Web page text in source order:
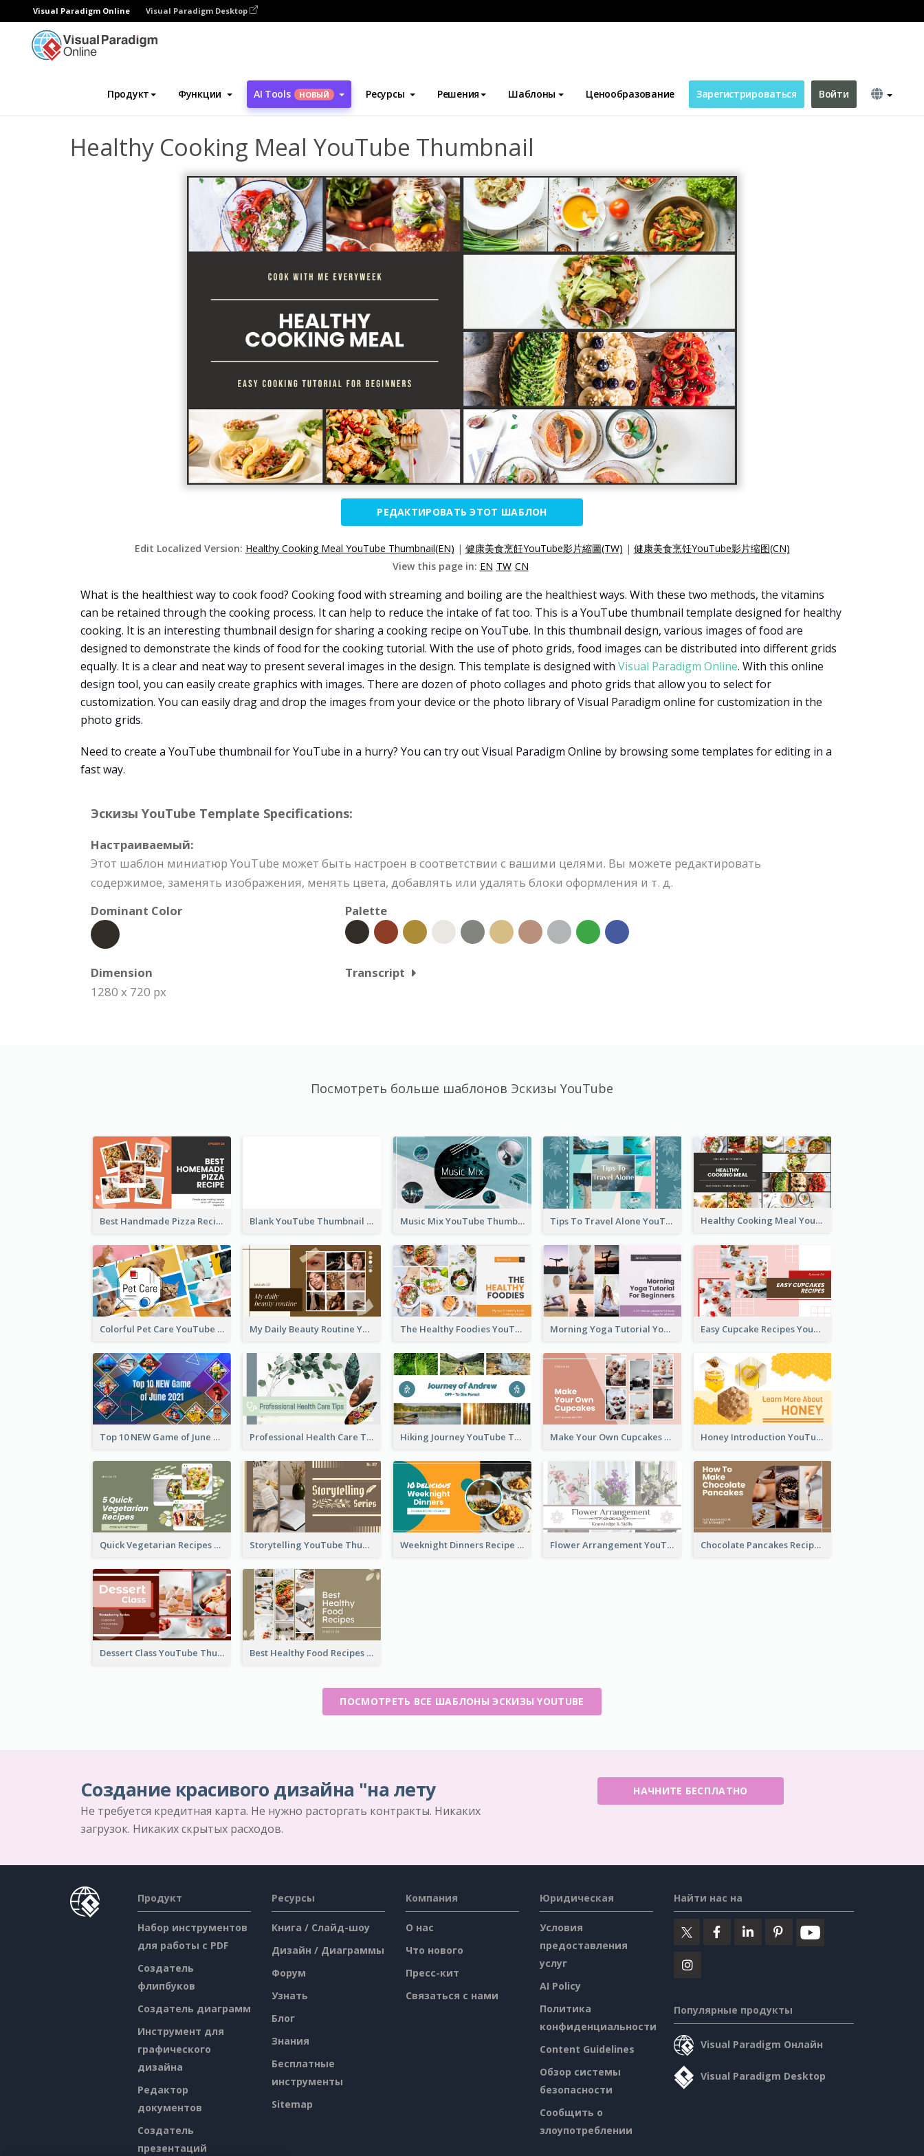
Visual Paradigm Online Visual Paradigm Desktop
Продукт Функции AI Tools НОВЫЙ Ресурсы Решения Шаблоны Ценообразование Зарегистрироваться Войти
Инструмент графического дизайна Шаблоны Эскизы YouTube
Healthy Cooking Meal YouTube Thumbnail
РЕДАКТИРОВАТЬ ЭТОТ ШАБЛОН
Edit Localized Version: Healthy Cooking Meal YouTube Thumbnail(EN) | 健康美食烹飪YouTube影片縮圖(TW) | 健康美食烹饪YouTube影片缩图(CN)
View this page in: EN TW CN
What is the healthiest way to cook food? Cooking food with streaming and boiling are the healthiest ways. With these two methods, the vitamins
can be retained through the cooking process. It can help to reduce the intake of fat too. This is a YouTube thumbnail template designed for healthy
cooking. It is an interesting thumbnail design for sharing a cooking recipe on YouTube. In this thumbnail design, various images of food are
designed to demonstrate the kinds of food for the cooking tutorial. With the use of photo grids, food images can be distributed into different grids
equally. It is a clear and neat way to present several images in the design. This template is designed with Visual Paradigm Online. With this online
design tool, you can easily create graphics with images. There are dozen of photo collages and photo grids that allow you to select for
customization. You can easily drag and drop the images from your device or the photo library of Visual Paradigm online for customization in the
photo grids.
Need to create a YouTube thumbnail for YouTube in a hurry? You can try out Visual Paradigm Online by browsing some templates for editing in a
fast way.
Эскизы YouTube Template Specifications:
Настраиваемый:
Этот шаблон миниатюр YouTube может быть настроен в соответствии с вашими целями. Вы можете редактировать
содержимое, заменять изображения, менять цвета, добавлять или удалять блоки оформления и т. д.
Dominant Color
Palette
Dimension
1280 x 720 px
Transcript
Посмотреть больше шаблонов Эскизы YouTube
Best Handmade Pizza Recipe YouTube Thumbnail Blank YouTube Thumbnail Music Mix YouTube Thumbnail Tips To Travel Alone YouTube Thumbnail Healthy Cooking Meal YouTube Thumbnail
Colorful Pet Care YouTube Thumbnail My Daily Beauty Routine YouTube Thumbnail The Healthy Foodies YouTube Thumbnail Morning Yoga Tutorial YouTube Thumbnail Easy Cupcake Recipes YouTube Thumbnail
Top 10 NEW Game of June 2021 YouTube Thumbnail Professional Health Care Tips YouTube Thumbnail Hiking Journey YouTube Thumbnail Make Your Own Cupcakes YouTube Thumbnail Honey Introduction YouTube Thumbnail
Quick Vegetarian Recipes YouTube Thumbnail Storytelling YouTube Thumbnail Weeknight Dinners Recipe YouTube Thumbnail Flower Arrangement YouTube Thumbnail Chocolate Pancakes Recipe YouTube Thumbnail
Dessert Class YouTube Thumbnail Best Healthy Food Recipes YouTube Thumbnail
ПОСМОТРЕТЬ ВСЕ ШАБЛОНЫ ЭСКИЗЫ YOUTUBE
Создание красивого дизайна "на лету
Не требуется кредитная карта. Не нужно расторгать контракты. Никаких
загрузок. Никаких скрытых расходов.
НАЧНИТЕ БЕСПЛАТНО
Продукт
Набор инструментов
для работы с PDF
Создатель
флипбуков
Создатель диаграмм
Инструмент для
графического
дизайна
Редактор
документов
Создатель
презентаций
Ресурсы
Книга / Слайд-шоу
Дизайн / Диаграммы
Форум
Узнать
Блог
Знания
Бесплатные
инструменты
Sitemap
Компания
О нас
Что нового
Пресс-кит
Связаться с нами
Юридическая
Условия
предоставления
услуг
AI Policy
Политика
конфиденциальности
Content Guidelines
Обзор системы
безопасности
Сообщить о
злоупотреблении
Найти нас на
Популярные продукты
Visual Paradigm Онлайн
Visual Paradigm Desktop